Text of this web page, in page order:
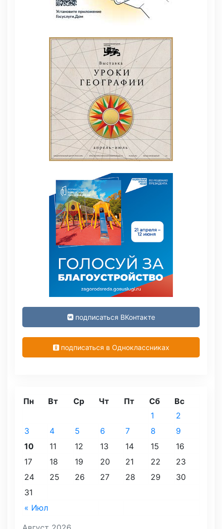
подписаться ВКонтакте
подписаться в Одноклассниках
Пн Вт Ср Чт Пт Сб Вс
« Июл
1
2
3
4 5 6 7 8
9
10
11 12 13 14 15
16
17
18 19 20 21 22
23
24
25 26 27 28 29
30
31